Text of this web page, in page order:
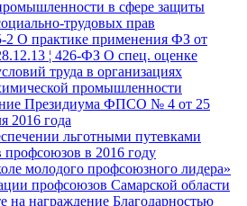
в сфере защиты
трудовых прав
2 О практике применения ФЗ от
¦ 426-ФЗ О спец. оценке
труда в организациях
промышленности
Президиума ФПСО № 4 от 25
2016 года
льготными путевками
профсоюзов в 2016 году
молодого профсоюзного лидера»
профсоюзов Самарской области
на награждение Благодарностью